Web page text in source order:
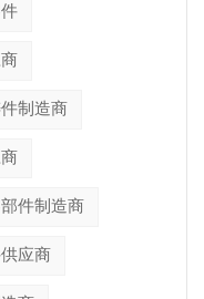
制造商
件制造商
应商